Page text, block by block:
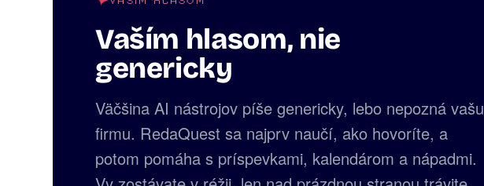
Vaším hlasom, nie
genericky
Väčšina AI nástrojov píše genericky, lebo nepozná vašu
firmu. RedaQuest sa najprv naučí, ako hovoríte, a
potom pomáha s príspevkami, kalendárom a nápadmi.